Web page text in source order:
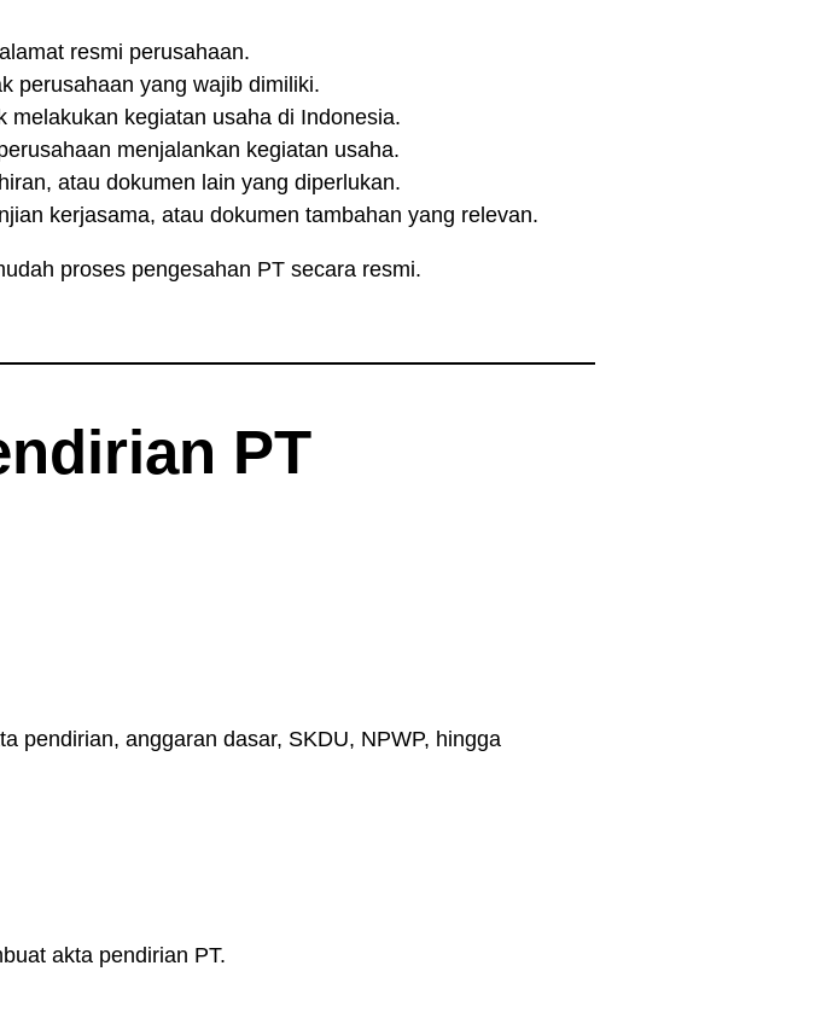
resmi perusahaan.
perusahaan yang wajib dimiliki.
melakukan kegiatan usaha di Indonesia.
menjalankan kegiatan usaha.
atau dokumen lain yang diperlukan.
kerjasama, atau dokumen tambahan yang relevan.
proses pengesahan PT secara resmi.
PT
pendirian, anggaran dasar, SKDU, NPWP, hingga
akta pendirian PT.